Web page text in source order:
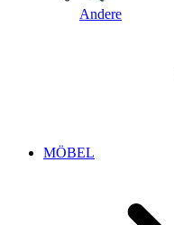
Andere
MÖBEL